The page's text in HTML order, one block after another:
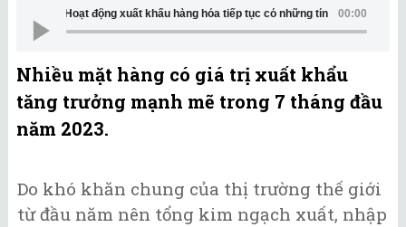
00:00
Hoạt động xuất khẩu hàng hóa tiếp tục có những tín hiệu tích cực
Nhiều mặt hàng có giá trị xuất khẩu
tăng trưởng mạnh mẽ trong 7 tháng đầu
năm 2023.
Do khó khăn chung của thị trường thế giới
từ đầu năm nên tổng kim ngạch xuất, nhập